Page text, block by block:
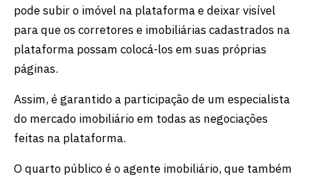
pode subir o imóvel na plataforma e deixar visível
para que os corretores e imobiliárias cadastrados na
plataforma possam colocá-los em suas próprias
páginas.
Assim, é garantido a participação de um especialista
do mercado imobiliário em todas as negociações
feitas na plataforma.
O quarto público é o agente imobiliário, que também